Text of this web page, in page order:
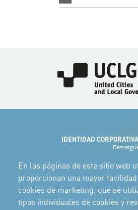
Imagen
IDENTIDAD CORPORATIVA
y el
En las páginas de este sitio web
proporcionan una mayor
cookies de marketing, que se
tipos individuales de cookies y